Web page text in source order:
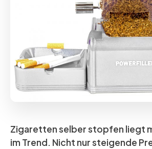
Zigaretten selber stopfen liegt
im Trend. Nicht nur steigende